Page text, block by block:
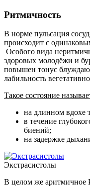
Ритмичность
В норме пульсация
происходит с
Особого вида
здоровых молодёжи и
повышен тонус
лабильность
Такое состояние
на длинном вдохе
в течение
биений;
на задержке
Экстрасистолы
В целом же аритмичное